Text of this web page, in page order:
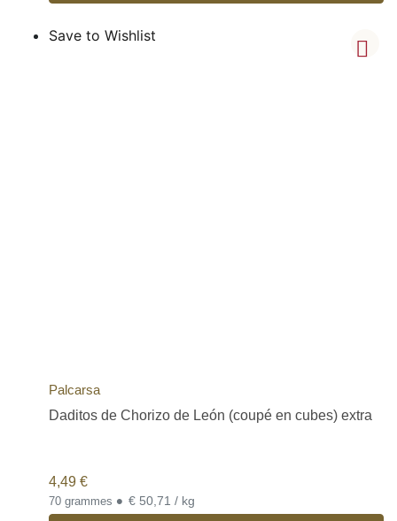
Save to Wishlist
Palcarsa
Daditos de Chorizo de León (coupé en cubes) extra
4,49 €
70 grammes • € 50,71 / kg